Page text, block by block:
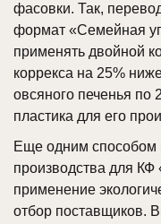
фасовки. Так,
формат «Семейная
применять двойной
коррекса на 25%
овсяного печенья
пластика для его
Еще одним способом
производства для
применение
отбор поставщиков.